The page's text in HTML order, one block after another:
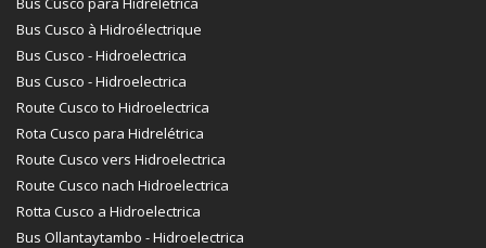
Bus Cusco à Hidroélectrique
Bus Cusco - Hidroelectrica
Bus Cusco - Hidroelectrica
Route Cusco to Hidroelectrica
Rota Cusco para Hidrelétrica
Route Cusco vers Hidroelectrica
Route Cusco nach Hidroelectrica
Rotta Cusco a Hidroelectrica
Bus Ollantaytambo - Hidroelectrica